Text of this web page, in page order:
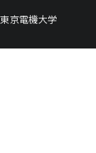
京電機大学